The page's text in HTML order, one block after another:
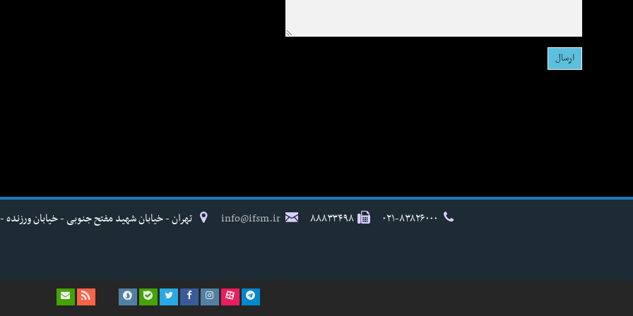
۸۸۸۳۳۴۹۸ info@ifsm.ir تهران - خیابان شهید مفتح جنوبی - خیابان ورزنده - پلاک ۱۷ - فدراسیون